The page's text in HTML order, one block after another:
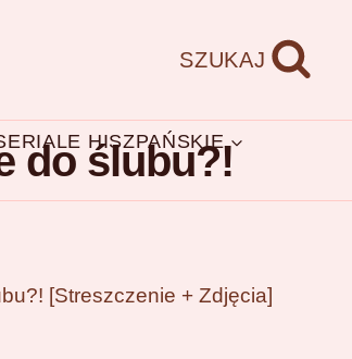
SZUKAJ
HISZPAŃSKIE
do ślubu?!
[Streszczenie + Zdjęcia]